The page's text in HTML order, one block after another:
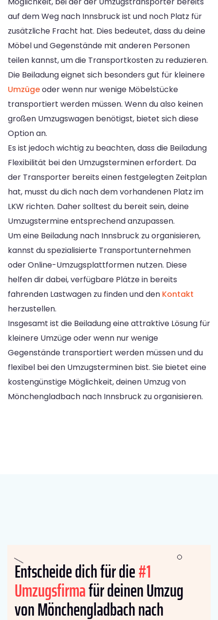
auf dem Weg nach Innsbruck ist und noch Platz für
zusätzliche Fracht hat. Dies bedeutet, dass du deine
Möbel und Gegenstände mit anderen Personen
teilen kannst, um die Transportkosten zu reduzieren.
Die Beiladung eignet sich besonders gut für kleinere
Umzügeoder wenn nur wenige Möbelstücke
transportiert werden müssen. Wenn du also keinen
großen Umzugswagen benötigst, bietet sich diese
Option an.
Es ist jedoch wichtig zu beachten, dass die Beiladung
Flexibilität bei den Umzugsterminen erfordert. Da
der Transporter bereits einen festgelegten Zeitplan
hat, musst du dich nach dem vorhandenen Platz im
LKW richten. Daher solltest du bereit sein, deine
Umzugstermine entsprechend anzupassen.
Um eine Beiladung nach Innsbruck zu organisieren,
kannst du spezialisierte Transportunternehmen
oder Online-Umzugsplattformen nutzen. Diese
helfen dir dabei, verfügbare Plätze in bereits
fahrenden Lastwagen zu finden und den Kontakt
herzustellen.
Insgesamt ist die Beiladung eine attraktive Lösung für
kleinere Umzüge oder wenn nur wenige
Gegenstände transportiert werden müssen und du
flexibel bei den Umzugsterminen bist. Sie bietet eine
kostengünstige Möglichkeit, deinen Umzug von
Mönchengladbach nach Innsbruck zu organisieren.
Entscheide dich für die#1
Umzugsfirmafür deinen Umzug
von Mönchengladbach nach